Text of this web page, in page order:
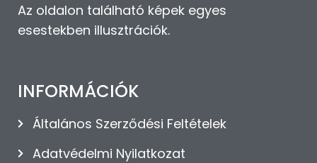
Az oldalon található képek egyes
esestekben illusztrációk.
INFORMÁCIÓK
Általános Szerződési Feltételek
Adatvédelmi Nyilatkozat